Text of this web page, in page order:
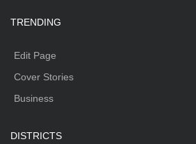
TRENDING
Edit Page
Cover Stories
Business
DISTRICTS